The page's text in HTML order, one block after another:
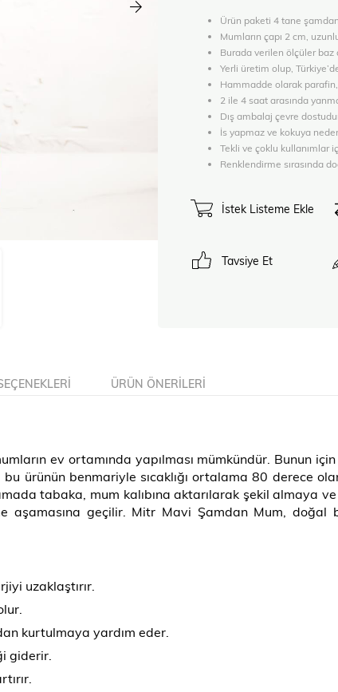
Ürün paketi 4 tane
Mumların çapı 2 cm,
Burada verilen ölçüler baz
Yerli üretim olup,
Hammadde olarak
2 ile 4 saat arasında
Dış ambalaj çevre
İs yapmaz ve kokuya
Tekli ve çoklu kullanımlar
Renklendirme sırasında
İstek Listeme Ekle
Tavsiye Et
ÜRÜN ÖNERILERI
ev ortamında yapılması mümkündür. Bunun
ürünün benmariyle sıcaklığı ortalama 80 derece
tabaka, mum kalıbına aktarılarak şekil almaya ve
geçilir. Mitr Mavi Şamdan Mum, doğal
uzaklaştırır.
kurtulmaya yardım eder.
giderir.